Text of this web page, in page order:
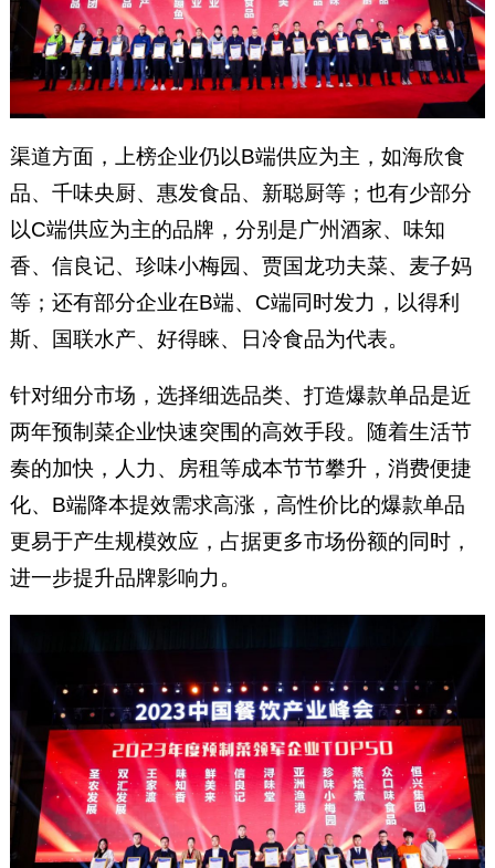
渠道方面，上榜企业仍以B端供应为主，如海欣食
品、千味央厨、惠发食品、新聪厨等；也有少部分
以C端供应为主的品牌，分别是广州酒家、味知
香、信良记、珍味小梅园、贾国龙功夫菜、麦子妈
等；还有部分企业在B端、C端同时发力，以得利
斯、国联水产、好得睐、日冷食品为代表。
针对细分市场，选择细选品类、打造爆款单品是近
两年预制菜企业快速突围的高效手段。随着生活节
奏的加快，人力、房租等成本节节攀升，消费便捷
化、B端降本提效需求高涨，高性价比的爆款单品
更易于产生规模效应，占据更多市场份额的同时，
进一步提升品牌影响力。